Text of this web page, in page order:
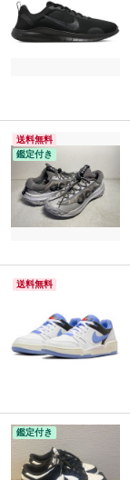
送料無料
鑑定付き
送料無料
鑑定付き